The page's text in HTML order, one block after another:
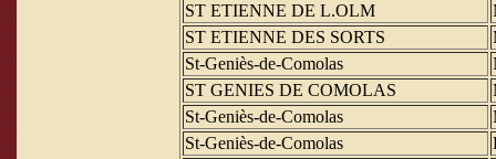
ST ETIENNE DE L.OLM
ST ETIENNE DES SORTS
St-Geniès-de-Comolas
ST GENIES DE COMOLAS
St-Geniès-de-Comolas
St-Geniès-de-Comolas